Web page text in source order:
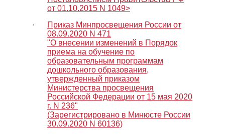
от 01.10.2015 N 1049>
∙
Приказ Минпросвещения России от
08.09.2020 N 471
"О внесении изменений в Порядок
приема на обучение по
образовательным программам
дошкольного образования,
утвержденный приказом
Министерства просвещения
Российской Федерации от 15 мая 2020
г. N 236"
(Зарегистрировано в Минюсте России
30.09.2020 N 60136)